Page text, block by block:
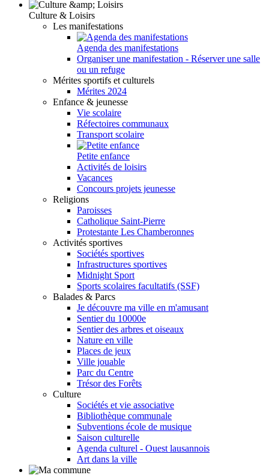
Culture & Loisirs
Les manifestations
Agenda des manifestations
Organiser une manifestation - Réserver une salle
ou un refuge
Mérites sportifs et culturels
Mérites 2024
Enfance & jeunesse
Vie scolaire
Réfectoires communaux
Transport scolaire
Petite enfance
Activités de loisirs
Vacances
Concours projets jeunesse
Religions
Paroisses
Catholique Saint-Pierre
Protestante Les Chamberonnes
Activités sportives
Sociétés sportives
Infrastructures sportives
Midnight Sport
Sports scolaires facultatifs (SSF)
Balades & Parcs
Je découvre ma ville en m'amusant
Sentier du 10000e
Sentier des arbres et oiseaux
Nature en ville
Places de jeux
Ville jouable
Parc du Centre
Trésor des Forêts
Culture
Sociétés et vie associative
Bibliothèque communale
Subventions école de musique
Saison culturelle
Agenda culturel - Ouest lausannois
Art dans la ville